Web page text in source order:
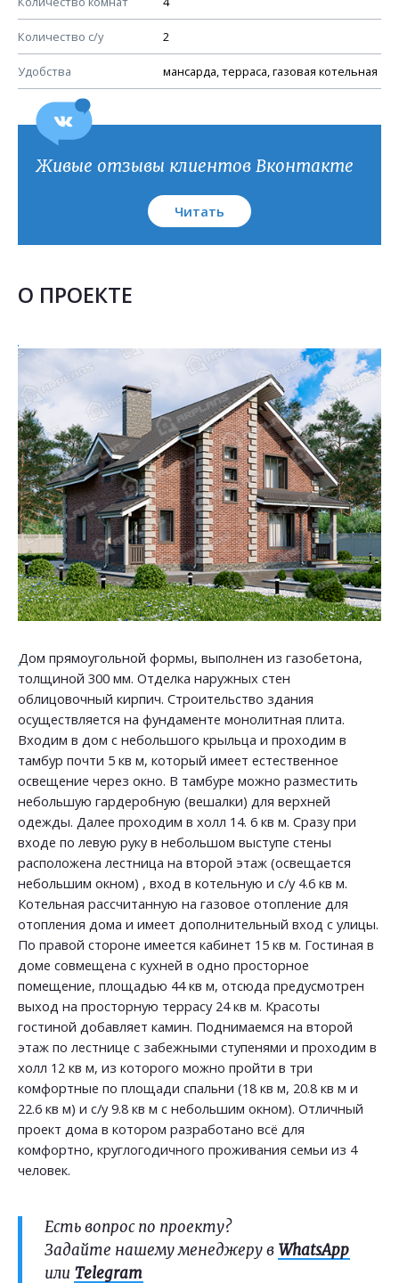
Количество с/у 2
Удобства мансарда, терраса, газовая котельная
Узлы устройства кровли
План кровли
Живые отзывы клиентов Вконтакте
Читать
О ПРОЕКТЕ
Дом прямоугольной формы, выполнен из газобетона,
толщиной 300 мм. Отделка наружных стен
облицовочный кирпич. Строительство здания
осуществляется на фундаменте монолитная плита.
Входим в дом с небольшого крыльца и проходим в
тамбур почти 5 кв м, который имеет естественное
освещение через окно. В тамбуре можно разместить
небольшую гардеробную (вешалки) для верхней
одежды. Далее проходим в холл 14. 6 кв м. Сразу при
входе по левую руку в небольшом выступе стены
расположена лестница на второй этаж (освещается
небольшим окном) , вход в котельную и с/у 4.6 кв м.
Котельная рассчитанную на газовое отопление для
отопления дома и имеет дополнительный вход с улицы.
По правой стороне имеется кабинет 15 кв м. Гостиная в
доме совмещена с кухней в одно просторное
помещение, площадью 44 кв м, отсюда предусмотрен
выход на просторную террасу 24 кв м. Красоты
гостиной добавляет камин. Поднимаемся на второй
этаж по лестнице с забежными ступенями и проходим в
холл 12 кв м, из которого можно пройти в три
комфортные по площади спальни (18 кв м, 20.8 кв м и
22.6 кв м) и с/у 9.8 кв м с небольшим окном). Отличный
проект дома в котором разработано всё для
комфортно, круглогодичного проживания семьи из 4
человек.
Есть вопрос по проекту?
Задайте нашему менеджеру в WhatsApp
или Telegram